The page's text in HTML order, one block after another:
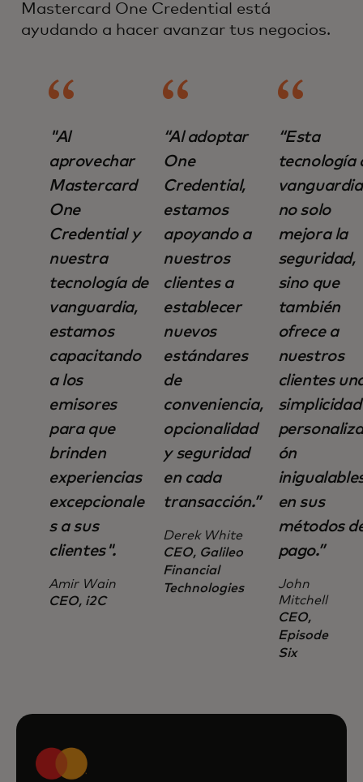
Mastercard One Credential está
ayudando a hacer avanzar tus negocios.
"Al
aprovechar
Mastercard
One
Credential y
nuestra
tecnología de
vanguardia,
estamos
capacitando
a los
emisores
para que
brinden
experiencias
excepcionale
s a sus
clientes".
Amir Wain
CEO, i2C
“Al adoptar
One
Credential,
estamos
apoyando a
nuestros
clientes a
establecer
nuevos
estándares
de
conveniencia,
opcionalidad
y seguridad
en cada
transacción.”
Derek White
CEO, Galileo
Financial
Technologies
“Esta
tecnología
vanguardia
no solo
mejora la
seguridad,
sino que
también
ofrece a
nuestros
clientes
ón
en sus
métodos
pago.”
John
Mitchell
CEO,
Episode
Six